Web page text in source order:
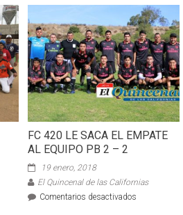
FC 420 LE SACA EL EMPATE
AL EQUIPO PB 2 – 2
19 enero, 2018
El Quincenal de las Californias
Comentarios desactivados